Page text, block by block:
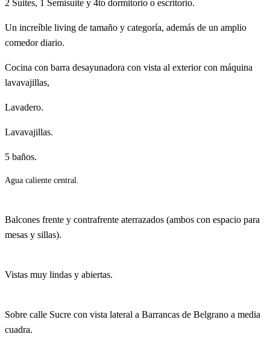
2 Suites, 1 Semisuite y 4to dormitorio o escritorio.
Un increíble living de tamaño y categoría, además de un amplio
comedor diario.
Cocina con barra desayunadora con vista al exterior con máquina
lavavajillas,
Lavadero.
Lavavajillas.
5 baños.
Agua caliente central.
Balcones frente y contrafrente aterrazados (ambos con espacio para
mesas y sillas).
Vistas muy lindas y abiertas.
Sobre calle Sucre con vista lateral a Barrancas de Belgrano a media
cuadra.